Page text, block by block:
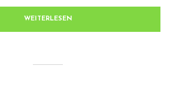
WEITERLESEN